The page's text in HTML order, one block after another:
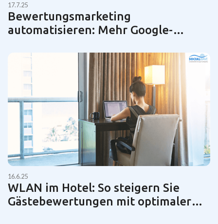
17.7.25
Bewertungsmarketing
automatisieren: Mehr Google-
16.6.25
WLAN im Hotel: So steigern Sie
Gästebewertungen mit optimaler